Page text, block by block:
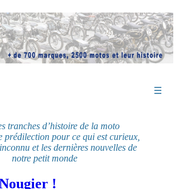
☰
tranches d’histoire de la moto
prédilection pour ce qui est curieux,
et les dernières nouvelles de
notre petit monde
!